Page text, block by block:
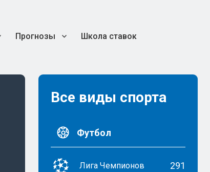
Прогнозы Школа ставок
Все виды спорта
Футбол
Лига Чемпионов 291